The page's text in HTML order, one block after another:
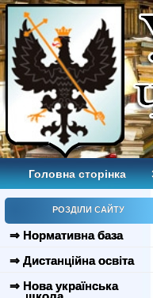
Головна сторінка
РОЗДІЛИ САЙТУ
⇒ Нормативна база
⇒ Дистанційна освіта
⇒ Нова українська